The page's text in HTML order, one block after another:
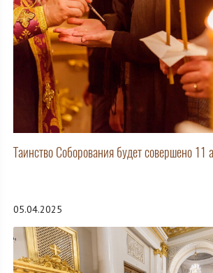
Таинство Соборования будет совершено 11
05.04.2025